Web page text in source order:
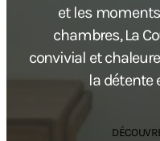
et les
chambres, La
convivial et
la détente